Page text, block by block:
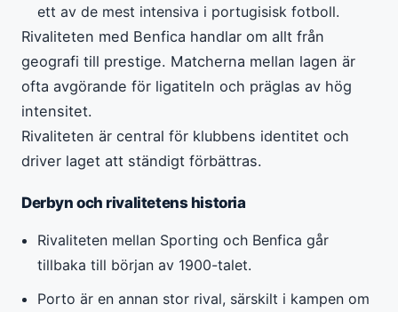
ett av de mest intensiva i portugisisk fotboll.
Rivaliteten med Benfica handlar om allt från
geografi till prestige. Matcherna mellan lagen är
ofta avgörande för ligatiteln och präglas av hög
intensitet.
Rivaliteten är central för klubbens identitet och
driver laget att ständigt förbättras.
Derbyn och rivalitetens historia
Rivaliteten mellan Sporting och Benfica går
tillbaka till början av 1900-talet.
Porto är en annan stor rival, särskilt i kampen om